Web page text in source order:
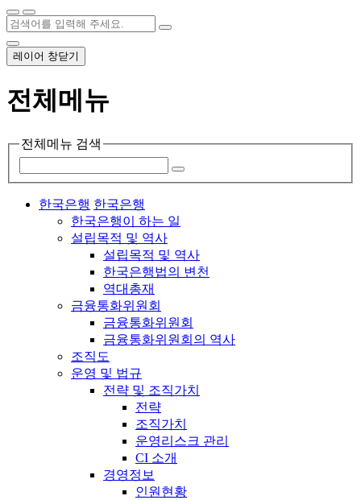
레이어 창닫기
전체메뉴
전체메뉴 검색
한국은행 한국은행
한국은행이 하는 일
설립목적 및 역사
설립목적 및 역사
한국은행법의 변천
역대총재
금융통화위원회
금융통화위원회
금융통화위원회의 역사
조직도
운영 및 법규
전략 및 조직가치
전략
조직가치
운영리스크 관리
CI 소개
경영정보
인원현황